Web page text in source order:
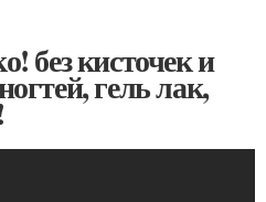
без кисточек и
гель лак,